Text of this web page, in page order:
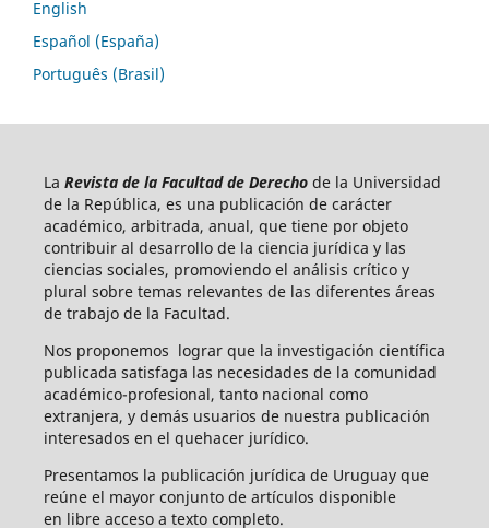
English
Español (España)
Português (Brasil)
La Revista de la Facultad de Derecho de la Universidad
de la República, es una publicación de carácter
académico, arbitrada, anual, que tiene por objeto
contribuir al desarrollo de la ciencia jurídica y las
ciencias sociales, promoviendo el análisis crítico y
plural sobre temas relevantes de las diferentes áreas
de trabajo de la Facultad.
Nos proponemos lograr que la investigación científica
publicada satisfaga las necesidades de la comunidad
académico-profesional, tanto nacional como
extranjera, y demás usuarios de nuestra publicación
interesados en el quehacer jurídico.
Presentamos la publicación jurídica de Uruguay que
reúne el mayor conjunto de artículos disponible
en libre acceso a texto completo.